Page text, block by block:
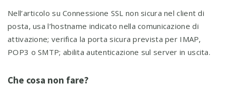
Nell’articolo su Connessione SSL non sicura nel client di
posta, usa l’hostname indicato nella comunicazione di
attivazione; verifica la porta sicura prevista per IMAP,
POP3 o SMTP; abilita autenticazione sul server in uscita.
Che cosa non fare?